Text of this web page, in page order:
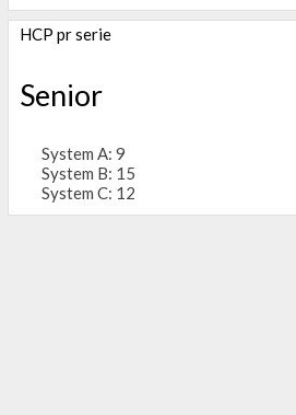
HCP pr serie
Senior
System A: 9
System B: 15
System C: 12